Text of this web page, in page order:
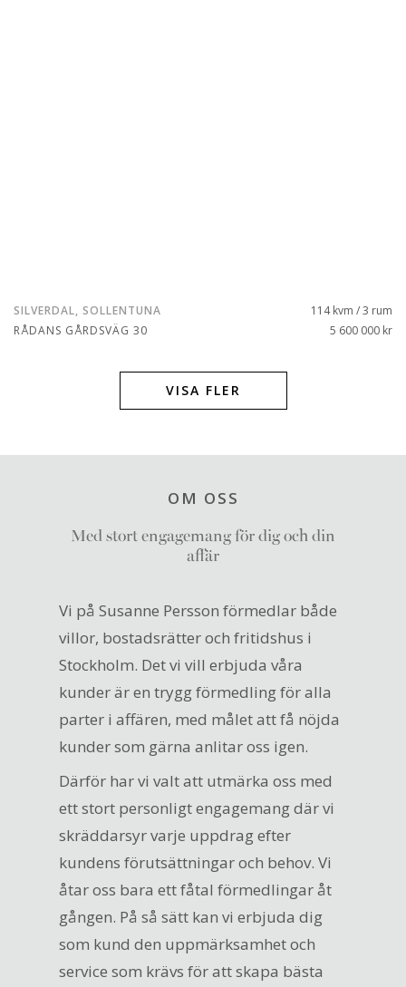
SILVERDAL, SOLLENTUNA
RÅDANS GÅRDSVÄG 30
114 kvm / 3 rum
5 600 000 kr
VISA FLER
OM OSS
Med stort engagemang för dig och din
affär
Vi på Susanne Persson förmedlar både
villor, bostadsrätter och fritidshus i
Stockholm. Det vi vill erbjuda våra
kunder är en trygg förmedling för alla
parter i affären, med målet att få nöjda
kunder som gärna anlitar oss igen.
Därför har vi valt att utmärka oss med
ett stort personligt engagemang där vi
skräddarsyr varje uppdrag efter
kundens förutsättningar och behov. Vi
åtar oss bara ett fåtal förmedlingar åt
gången. På så sätt kan vi erbjuda dig
som kund den uppmärksamhet och
service som krävs för att skapa bästa